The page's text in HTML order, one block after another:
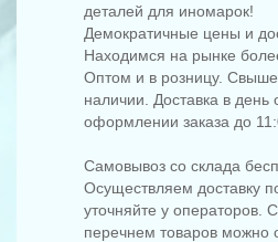
деталей для иномарок!
Демократичные цены и
Находимся на рынке
Оптом и в розницу.
наличии. Доставка в
оформлении заказа до
Самовывоз со склада
Осуществляем доставку
уточняйте у операторов.
перечнем товаров можно